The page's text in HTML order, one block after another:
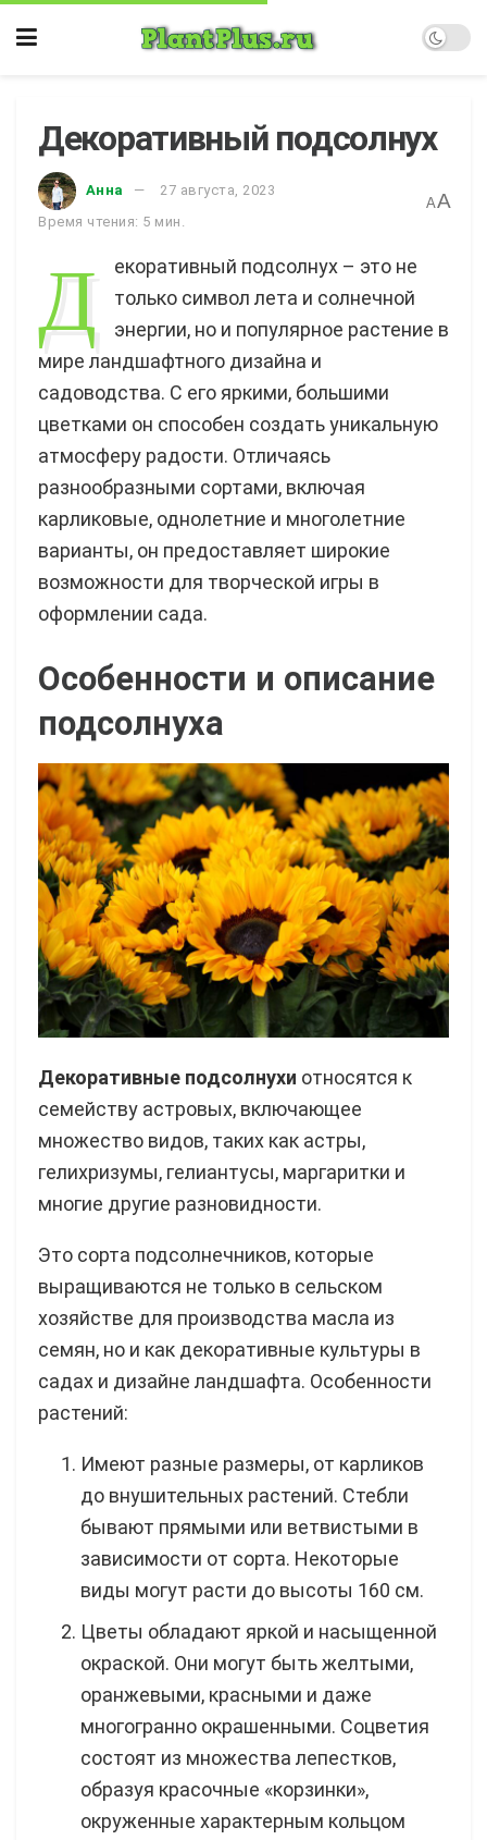
Декоративный подсолнух
Анна
27 августа, 2023
Время чтения: 5 мин.
AA
Д
екоративный подсолнух – это не
только символ лета и солнечной
энергии, но и популярное растение в
мире ландшафтного дизайна и
садоводства. С его яркими, большими
цветками он способен создать уникальную
атмосферу радости. Отличаясь
разнообразными сортами, включая
карликовые, однолетние и многолетние
варианты, он предоставляет широкие
возможности для творческой игры в
оформлении сада.
Особенности и описание
подсолнуха
Декоративные подсолнухи относятся к
семейству астровых, включающее
множество видов, таких как астры,
гелихризумы, гелиантусы, маргаритки и
многие другие разновидности.
Это сорта подсолнечников, которые
выращиваются не только в сельском
хозяйстве для производства масла из
семян, но и как декоративные культуры в
садах и дизайне ландшафта. Особенности
растений:
Имеют разные размеры, от карликов
до внушительных растений. Стебли
бывают прямыми или ветвистыми в
зависимости от сорта. Некоторые
виды могут расти до высоты 160 см.
Цветы обладают яркой и насыщенной
окраской. Они могут быть желтыми,
оранжевыми, красными и даже
многогранно окрашенными. Соцветия
состоят из множества лепестков,
образуя красочные «корзинки»,
окруженные характерным кольцом